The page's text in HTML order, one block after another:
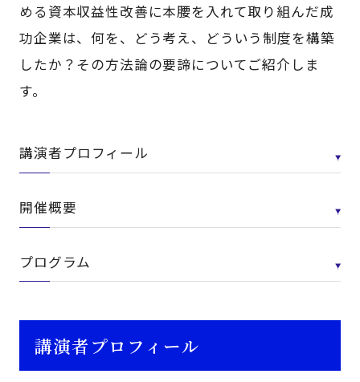
める資本収益性改善に本腰を入れて取り組んだ成
功企業は、何を、どう考え、どういう制度を構築
したか？その方法論の要諦についてご紹介しま
す。
講演者プロフィール
開催概要
プログラム
講演者プロフィール